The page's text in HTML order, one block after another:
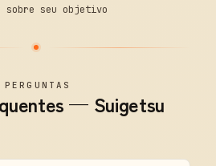
sobre seu objetivo
PERGUNTAS
— Suigetsu